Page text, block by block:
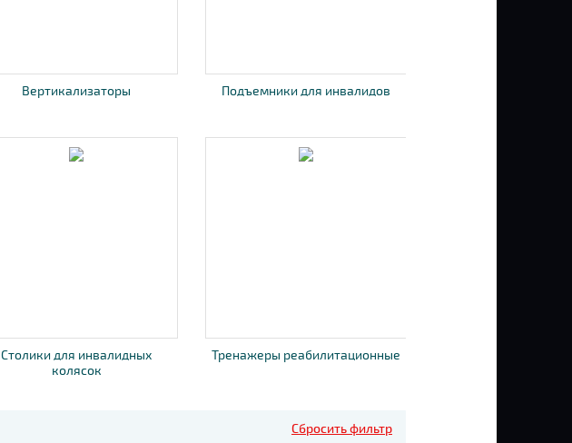
Вертикализаторы Подъемники для инвалидов
Столики для инвалидных
колясок
Тренажеры реабилитационные
Сбросить фильтр